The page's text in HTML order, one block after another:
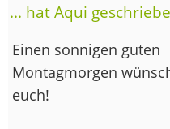
... hat Aqui
Einen sonnigen guten
Montagmorgen
euch!